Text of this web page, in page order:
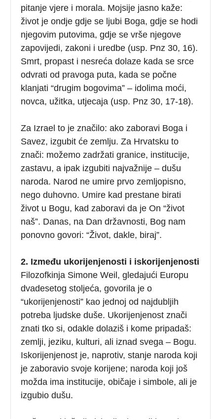
pitanje vjere i morala. Mojsije jasno kaže:
život je ondje gdje se ljubi Boga, gdje se hodi
njegovim putovima, gdje se vrše njegove
zapovijedi, zakoni i uredbe (usp. Pnz 30, 16).
Smrt, propast i nesreća dolaze kada se srce
odvrati od pravoga puta, kada se počne
klanjati “drugim bogovima” – idolima moći,
novca, užitka, utjecaja (usp. Pnz 30, 17-18).
Za Izrael to je značilo: ako zaboravi Boga i
Savez, izgubit će zemlju. Za Hrvatsku to
znači: možemo zadržati granice, institucije,
zastavu, a ipak izgubiti najvažnije – dušu
naroda. Narod ne umire prvo zemljopisno,
nego duhovno. Umire kad prestane birati
život u Bogu, kad zaboravi da je On “život
naš”. Danas, na Dan državnosti, Bog nam
ponovno govori: “Život, dakle, biraj”.
2. Između ukorijenjenosti i iskorijenjenosti
Filozofkinja Simone Weil, gledajući Europu
dvadesetog stoljeća, govorila je o
“ukorijenjenosti” kao jednoj od najdubljih
potreba ljudske duše. Ukorijenjenost znači
znati tko si, odakle dolaziš i kome pripadaš:
zemlji, jeziku, kulturi, ali iznad svega – Bogu.
Iskorijenjenost je, naprotiv, stanje naroda koji
je zaboravio svoje korijene; naroda koji još
možda ima institucije, običaje i simbole, ali je
izgubio dušu.